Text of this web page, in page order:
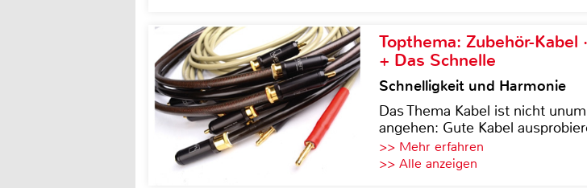
Topthema: Zubehör-
+ Das Schnelle
Schnelligkeit und Harmonie
Das Thema Kabel ist nicht
angehen: Gute Kabel
>> Mehr erfahren
>> Alle anzeigen